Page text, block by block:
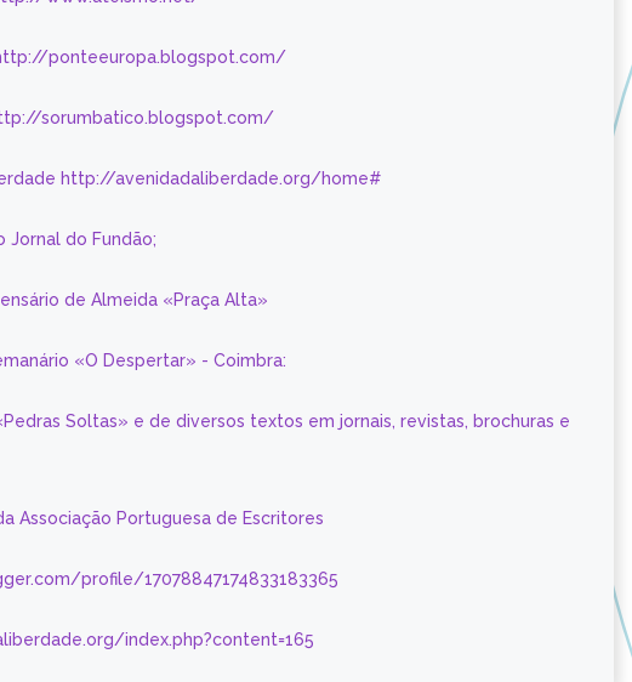
ponteeuropa.blogspot.com/
sorumbatico.blogspot.com/
http://avenidadaliberdade.org/home#
Jornal do Fundão;
de Almeida «Praça Alta»
«O Despertar» - Coimbra:
Soltas» e de diversos textos em jornais, revistas, brochuras e
Associação Portuguesa de Escritores
profile/17078847174833183365
index.php?content=165